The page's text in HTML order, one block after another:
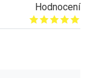
Hodnocení
Give it 1/5
Give it 2/5
Give it 3/5
Give it 4/5
Give it 5/5